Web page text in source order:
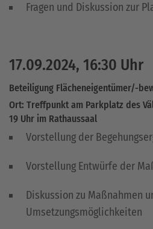
Fragen und Diskussion zur
17.09.2024, 16:30 Uhr
Beteiligung Flächeneigentümer/-
Ort: Treffpunkt am Parkplatz des
19 Uhr im Rathaussaal
Vorstellung der
Vorstellung Entwürfe der
Diskussion zu Maßnahmen
Umsetzungsmöglichkeiten